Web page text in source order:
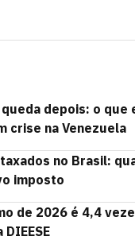
depois: o que
crise na Venezuela
no Brasil:
imposto
de 2026 é 4,4